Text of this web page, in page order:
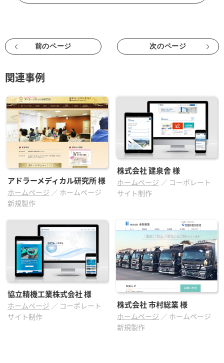
前のページ 次のページ
関連事例
アドラーメディカル研究所様
ホームページ ／ ホームページ
新規製作
株式会社 建泉舎様
ホームページ ／ コーポレート
サイト制作
協立精機工業株式会社様
ホームページ ／ コーポレート
サイト制作
株式会社 市村総業様
ホームページ ／ ホームページ
新規製作